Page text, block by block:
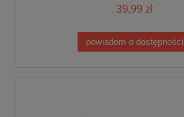
39,99 zł
powiadom o dostępności